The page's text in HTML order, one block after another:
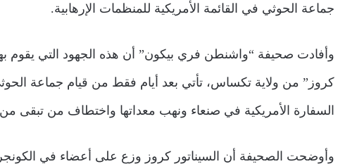
جماعة الحوثي في القائمة الأمريكية للمنظمات الإرهابية.
وأفادت صحيفة “واشنطن فري بيكون” أن هذه الجهود التي يقوم
كروز” من ولاية تكساس، تأتي بعد أيام فقط من قيام جماعة
السفارة الأمريكية في صنعاء ونهب معداتها واختطاف من تبقى من
وأوضحت الصحيفة أن السيناتور كروز وزع على أعضاء في